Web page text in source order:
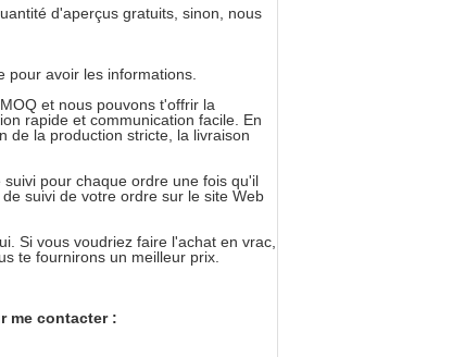
d'aperçus gratuits, sinon, nous
avoir les informations.
et nous pouvons t'offrir la
rapide et communication facile. En
de la production stricte, la livraison
suivi pour chaque ordre une fois qu'il
suivi de votre ordre sur le site Web
Si vous voudriez faire l'achat en vrac,
te fournirons un meilleur prix.
me contacter :